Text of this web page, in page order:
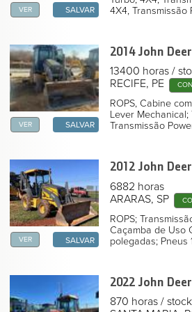
VER SALVAR
4X4, Transmissão
VER SALVAR
2014 John
13400 horas
RECIFE, PE
ROPS, Cabine
Lever Mechanical;
Transmissão
VER SALVAR
2012 John
6882 horas
ARARAS, SP
ROPS;
Caçamba de Uso
polegadas; Pneus
2022 John
870 horas
2014 John Deere 310K Backhoe Loader
2012 John Deere 310K Backhoe Loader
2023 John Deere 310L Backhoe Loader
2022 John Deere 310L Backhoe Loader
2022 John Deere 310L Backhoe Loader
2022 John Deere 310L Backhoe Loader
2022 John Deere 310L Backhoe Loader
2022 John Deere 310L Backhoe Loader
2022 John Deere 310L Backhoe Loader
NAVIGATION LINKS